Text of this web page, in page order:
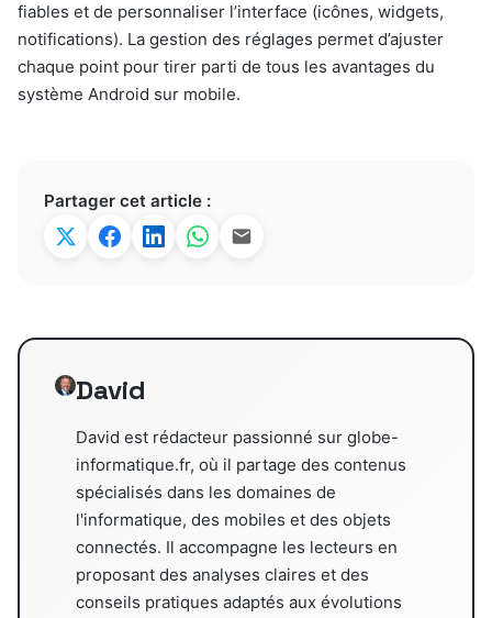
fiables et de personnaliser l’interface (icônes, widgets,
notifications). La gestion des réglages permet d’ajuster
chaque point pour tirer parti de tous les avantages du
système Android sur mobile.
Partager cet article :
David
David est rédacteur passionné sur globe-
informatique.fr, où il partage des contenus
spécialisés dans les domaines de
l'informatique, des mobiles et des objets
connectés. Il accompagne les lecteurs en
proposant des analyses claires et des
conseils pratiques adaptés aux évolutions